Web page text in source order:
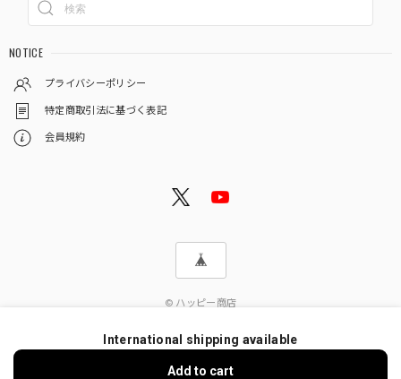
NOTICE
プライバシーポリシー
特定商取引法に基づく表記
会員規約
© ハッピー商店
International shipping available
Add to cart